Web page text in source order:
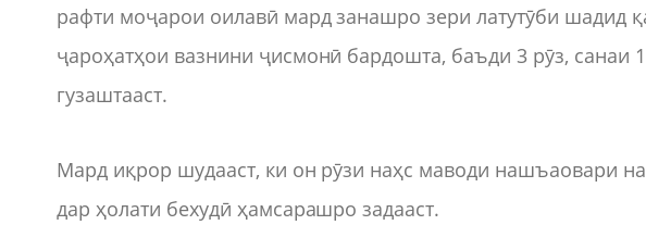
рафти моҷарои оилавӣ мард занашро зери латутӯби шадид
ҷароҳатҳои вазнини ҷисмонӣ бардошта, баъди 3 рӯз, санаи
гузаштааст.
Мард иқрор шудааст, ки он рӯзи наҳс маводи нашъаовари
дар ҳолати бехудӣ ҳамсарашро задааст.